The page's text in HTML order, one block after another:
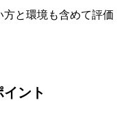
と環境も含めて評価
ント